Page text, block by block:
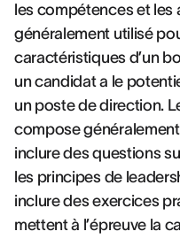
les compétences et les
généralement utilisé
caractéristiques d’un
un candidat a le
un poste de direction.
compose
inclure des questions
les principes de
inclure des exercices
mettent à l’épreuve la